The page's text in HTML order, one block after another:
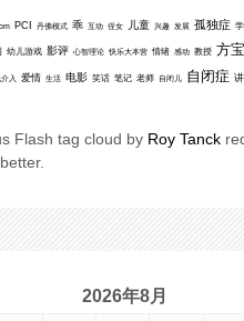
PCI 丹佛模式 乖 互动 侄女 儿童 兴趣 发展 孤独症 学
幼儿游戏 影评 心智理论 快乐大本营 情绪 感动 教授 方
入 爱情 生活 电影 笑话 笔记 老师 自闭儿 自闭症
Flash tag cloud by Roy Tanck
2026年8月